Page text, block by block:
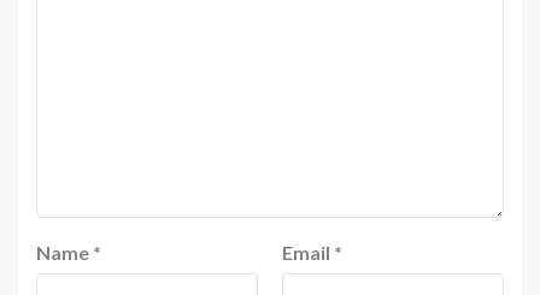
Name * Email *